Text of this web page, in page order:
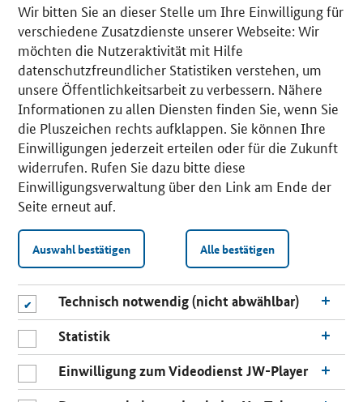
Wir bitten Sie an dieser Stelle um Ihre Einwilligung für
verschiedene Zusatzdienste unserer Webseite: Wir
möchten die Nutzeraktivität mit Hilfe
datenschutzfreundlicher Statistiken verstehen, um
unsere Öffentlichkeitsarbeit zu verbessern. Nähere
Informationen zu allen Diensten finden Sie, wenn Sie
die Pluszeichen rechts aufklappen. Sie können Ihre
Einwilligungen jederzeit erteilen oder für die Zukunft
widerrufen. Rufen Sie dazu bitte diese
Einwilligungsverwaltung über den Link am Ende der
Seite erneut auf.
Auswahl bestätigen Alle bestätigen
Technisch notwendig (nicht abwählbar)
Statistik
Einwilligung zum Videodienst JW-Player